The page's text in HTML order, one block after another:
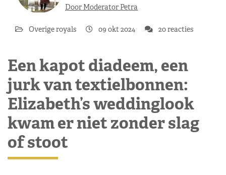
Door Moderator Petra
Overige royals 09 okt 2024 20 reacties
Een kapot diadeem, een
jurk van textielbonnen:
Elizabeth’s weddinglook
kwam er niet zonder slag
of stoot